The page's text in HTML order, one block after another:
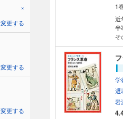
1
近
半
そ
の
学
学
遅
岩
×
変更する
変更する
変更する